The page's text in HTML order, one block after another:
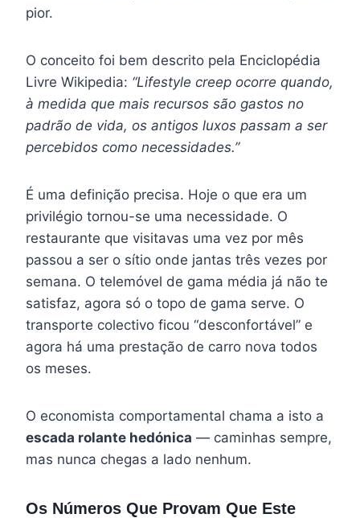
pior.
O conceito foi bem descrito pela Enciclopédia
Livre Wikipedia: “Lifestyle creep ocorre quando,
à medida que mais recursos são gastos no
padrão de vida, os antigos luxos passam a ser
percebidos como necessidades.”
É uma definição precisa. Hoje o que era um
privilégio tornou-se uma necessidade. O
restaurante que visitavas uma vez por mês
passou a ser o sítio onde jantas três vezes por
semana. O telemóvel de gama média já não te
satisfaz, agora só o topo de gama serve. O
transporte colectivo ficou “desconfortável” e
agora há uma prestação de carro nova todos
os meses.
O economista comportamental chama a isto a
escada rolante hedónica — caminhas sempre,
mas nunca chegas a lado nenhum.
Os Números Que Provam Que Este